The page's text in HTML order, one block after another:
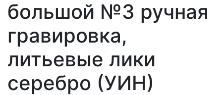
большой №3 ручная
гравировка,
литьевые лики
серебро (УИН)